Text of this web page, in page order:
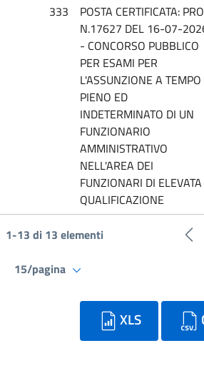
333
POSTA CERTIFICATA:
N.17627 DEL 16-07-
- CONCORSO PUBBLICO
PER ESAMI PER
L'ASSUNZIONE A TEMPO
PIENO ED
INDETERMINATO DI UN
FUNZIONARIO
AMMINISTRATIVO
NELL'AREA DEI
FUNZIONARI DI ELEVATA
QUALIFICAZIONE
1-13 di 13 elementi
15/pagina
XLS